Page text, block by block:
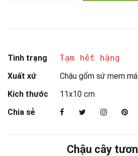
Tình trạng
Tạm hết hàng
Xuất xứ
Chậu gốm sứ mem
Kích thước
11x10 cm
Chia sẻ
Chậu cây